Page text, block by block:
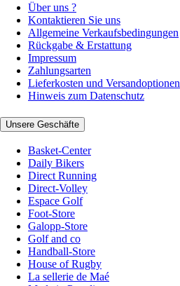
Über uns ?
Kontaktieren Sie uns
Allgemeine Verkaufsbedingungen
Rückgabe & Erstattung
Impressum
Zahlungsarten
Lieferkosten und Versandoptionen
Hinweis zum Datenschutz
Unsere Geschäfte
Basket-Center
Daily Bikers
Direct Running
Direct-Volley
Espace Golf
Foot-Store
Galopp-Store
Golf and co
Handball-Store
House of Rugby
La sellerie de Maé